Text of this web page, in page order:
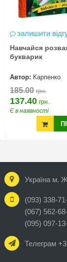
залишити
Навчайся
букварик
Автор: Карпенко
185.00 грн.
137.40 грн.
Є в наявності
Україна м.
(093) 338-
(067) 562-
(095) 097-
Телеграм